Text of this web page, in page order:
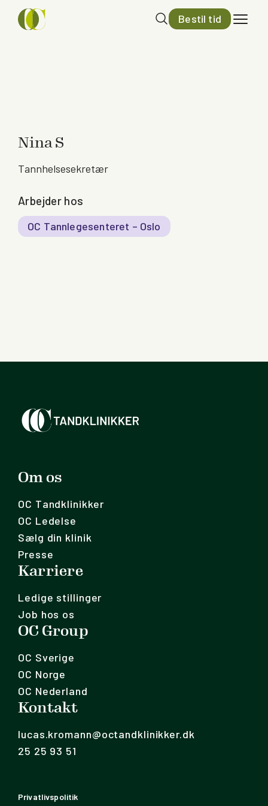
Bestil tid
Nina S
Tannhelsesekretær
Arbejder hos
OC Tannlegesenteret – Oslo
Om os
OC Tandklinikker
OC Ledelse
Sælg din klinik
Presse
Karriere
Ledige stillinger
Job hos os
OC Group
OC Sverige
OC Norge
OC Nederland
Kontakt
lucas.kromann@octandklinikker.dk
25 25 93 51
Privatlivspolitik